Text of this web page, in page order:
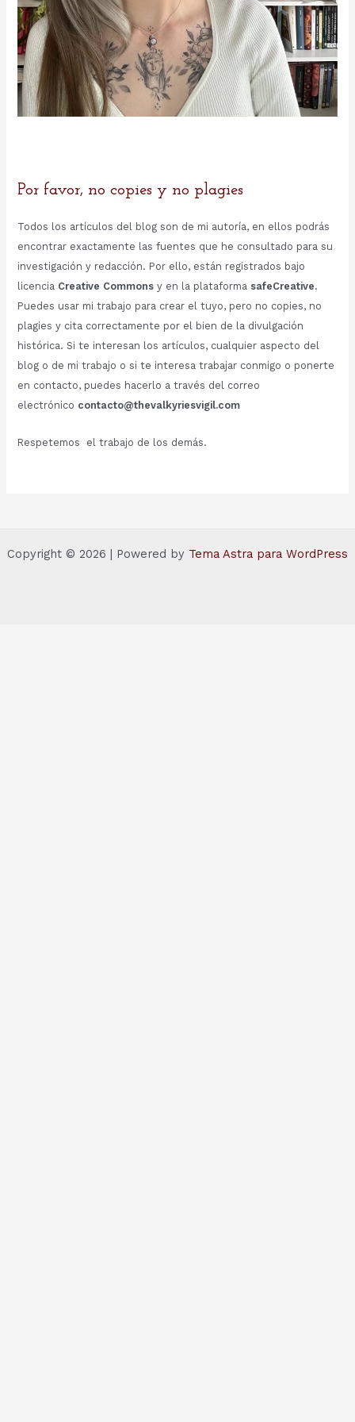
Por favor, no copies y no plagies
Todos los artículos del blog son de mi autoría, en ellos podrás
encontrar exactamente las fuentes que he consultado para su
investigación y redacción. Por ello, están registrados bajo
licencia Creative Commonsy en la plataforma safeCreative.
Puedes usar mi trabajo para crear el tuyo, pero no copies, no
plagies y cita correctamente por el bien de la divulgación
histórica. Si te interesan los artículos, cualquier aspecto del
blog o de mi trabajo o si te interesa trabajar conmigo o ponerte
en contacto, puedes hacerlo a través del correo
electrónico contacto@thevalkyriesvigil.com
Respetemos el trabajo de los demás.
Copyright © 2026 | Powered by Tema Astra para WordPress